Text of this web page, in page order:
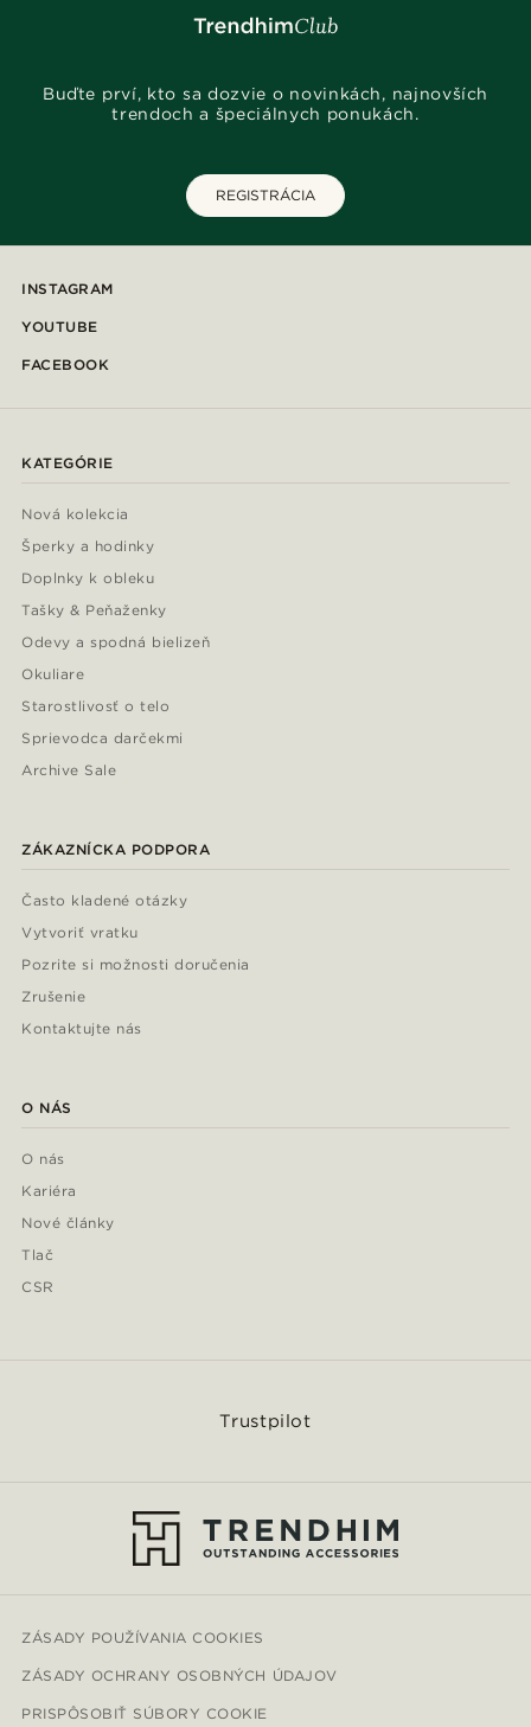
Buďte prví, kto sa dozvie o novinkách, najnovších
trendoch a špeciálnych ponukách.
REGISTRÁCIA
INSTAGRAM
YOUTUBE
FACEBOOK
KATEGÓRIE
Nová kolekcia
Šperky a hodinky
Doplnky k obleku
Tašky & Peňaženky
Odevy a spodná bielizeň
Okuliare
Starostlivosť o telo
Sprievodca darčekmi
Archive Sale
ZÁKAZNÍCKA PODPORA
Často kladené otázky
Vytvoriť vratku
Pozrite si možnosti doručenia
Zrušenie
Kontaktujte nás
O NÁS
O nás
Kariéra
Nové články
Tlač
CSR
Trustpilot
ZÁSADY POUŽÍVANIA COOKIES
ZÁSADY OCHRANY OSOBNÝCH ÚDAJOV
PRISPÔSOBIŤ SÚBORY COOKIE